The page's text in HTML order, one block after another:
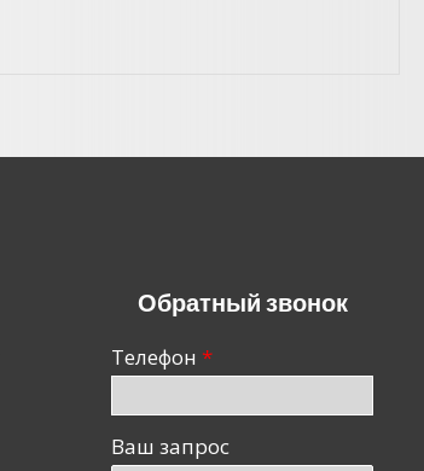
Обратный звонок
Телефон
Ваш запрос